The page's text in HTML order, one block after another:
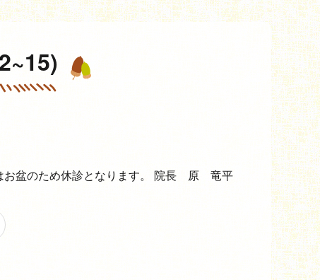
お盆のため休診となります。 院長 原 竜平